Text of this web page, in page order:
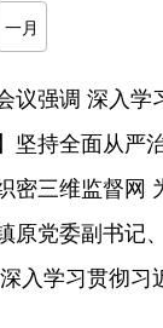
一月
坚持全面从严
密三维监督网